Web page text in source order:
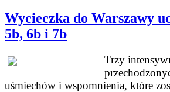
Wycieczka do Warszawy
5b, 6b i 7b
Trzy
uśmiechów i wspomnienia, które